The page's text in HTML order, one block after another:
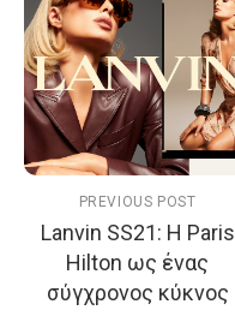
PREVIOUS POST
Lanvin SS21: H Paris
Hilton ως ένας
σύγχρονος κύκνος